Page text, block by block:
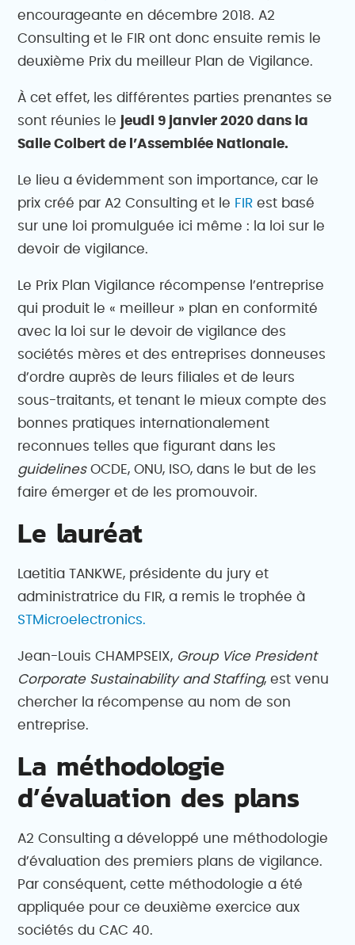
encourageante en décembre 2018. A2
Consulting et le FIR ont donc ensuite remis le
deuxième Prix du meilleur Plan de Vigilance.
À cet effet, les différentes parties prenantes se
sont réunies lejeudi 9 janvier 2020 dans la
Salle Colbert de l’Assemblée Nationale.
Le lieu a évidemment son importance, car le
prix créé par A2 Consulting et le FIR est basé
sur une loi promulguée ici même : la loi sur le
devoir de vigilance.
Le Prix Plan Vigilance récompense l’entreprise
qui produit le « meilleur » plan en conformité
avec la loi sur le devoir de vigilance des
sociétés mères et des entreprises donneuses
d’ordre auprès de leurs filiales et de leurs
sous-traitants, et tenant le mieux compte des
bonnes pratiques internationalement
reconnues telles que figurant dans les
guidelinesOCDE, ONU, ISO, dans le but de les
faire émerger et de les promouvoir.
Le lauréat
Laetitia TANKWE, présidente du jury et
administratrice du FIR, a remis le trophée à
STMicroelectronics.
Jean-Louis CHAMPSEIX, Group Vice President
Corporate Sustainability and Staffing, est venu
chercher la récompense au nom de son
entreprise.
La méthodologie
d’évaluation des plans
A2 Consulting a développé une méthodologie
d’évaluation des premiers plans de vigilance.
Par conséquent, cette méthodologie a été
appliquée pour ce deuxième exercice aux
sociétés du CAC 40.